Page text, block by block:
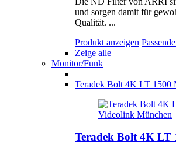
und sorgen damit für
Qualität. ...
Produkt anzeigen
Zeige alle
Monitor/Funk
Teradek Bolt 4K LT 1500
Teradek Bolt 4K LT